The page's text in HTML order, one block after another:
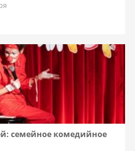
семейное комедийное